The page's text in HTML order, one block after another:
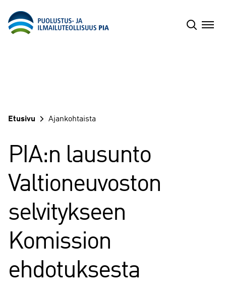
sisältöön
Etusivu Ajankohtaista
PIA:n lausunto
Valtioneuvoston
selvitykseen
Komission
ehdotuksesta